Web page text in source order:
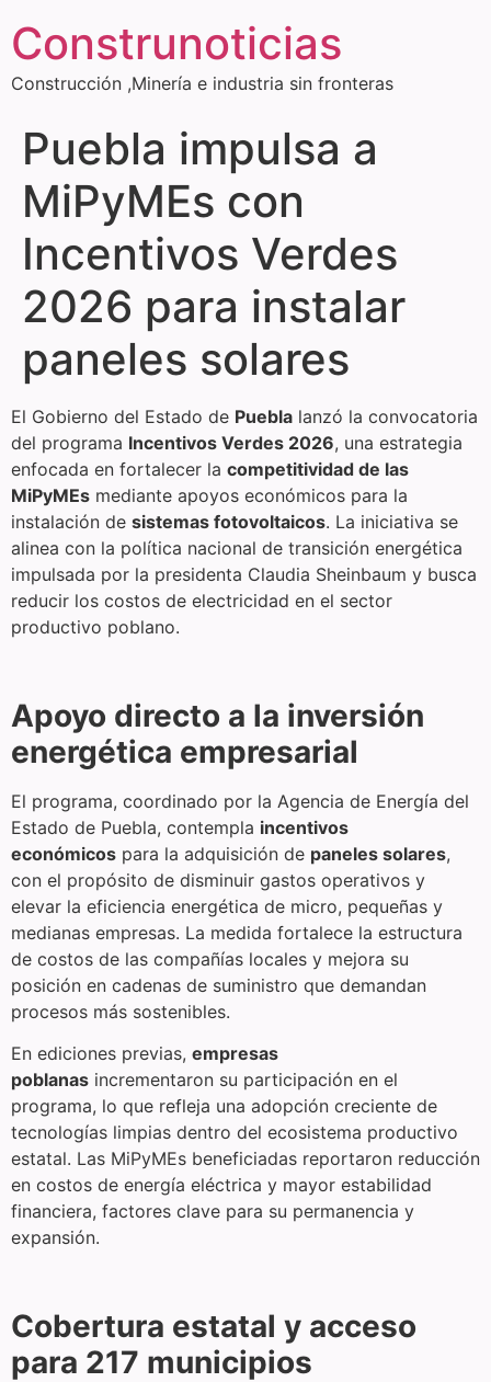
Construnoticias
Construcción ,Minería e industria sin fronteras
Puebla impulsa a
MiPyMEs con
Incentivos Verdes
2026 para instalar
paneles solares
El Gobierno del Estado de Puebla lanzó la convocatoria
del programa Incentivos Verdes 2026, una estrategia
enfocada en fortalecer la competitividad de las
MiPyMEs mediante apoyos económicos para la
instalación de sistemas fotovoltaicos. La iniciativa se
alinea con la política nacional de transición energética
impulsada por la presidenta Claudia Sheinbaum y busca
reducir los costos de electricidad en el sector
productivo poblano.
Apoyo directo a la inversión
energética empresarial
El programa, coordinado por la Agencia de Energía del
Estado de Puebla, contempla incentivos
económicos para la adquisición de paneles solares,
con el propósito de disminuir gastos operativos y
elevar la eficiencia energética de micro, pequeñas y
medianas empresas. La medida fortalece la estructura
de costos de las compañías locales y mejora su
posición en cadenas de suministro que demandan
procesos más sostenibles.
En ediciones previas, empresas
poblanas incrementaron su participación en el
programa, lo que refleja una adopción creciente de
tecnologías limpias dentro del ecosistema productivo
estatal. Las MiPyMEs beneficiadas reportaron reducción
en costos de energía eléctrica y mayor estabilidad
financiera, factores clave para su permanencia y
expansión.
Cobertura estatal y acceso
para 217 municipios